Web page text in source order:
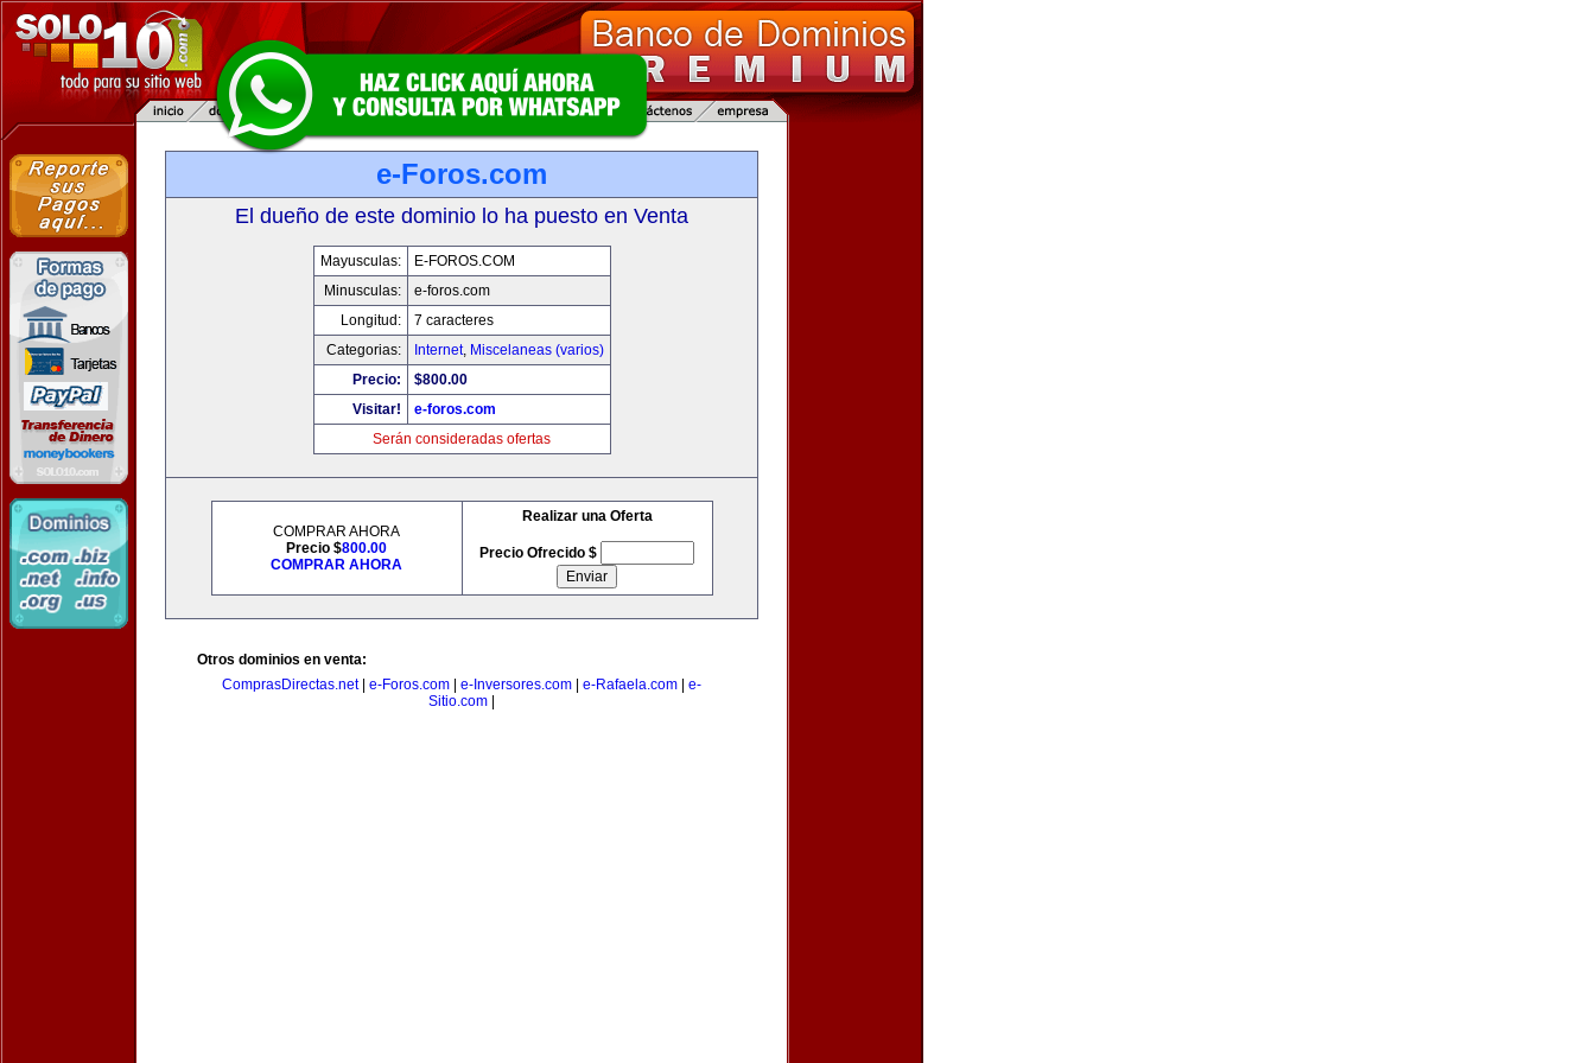
e-Foros.com
El dueño de este dominio lo ha puesto en Venta
Mayusculas:
E-FOROS.COM
Minusculas:
e-foros.com
Longitud:
7 caracteres
Categorias:
Internet, Miscelaneas (varios)
Precio:
$800.00
Visitar!
e-foros.com
Serán consideradas ofertas
COMPRAR AHORA
Precio $800.00
COMPRAR AHORA
Realizar una Oferta
Precio Ofrecido $
Otros dominios en venta:
ComprasDirectas.net| e-Foros.com e-Inversores.com e-Rafaela.com
e-
Sitio.com